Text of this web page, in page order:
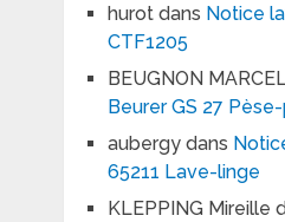
hurotdans Notice
CTF1205
BEUGNON
Beurer GS 27
aubergydans
65211 Lave-linge
KLEPPING Mireille